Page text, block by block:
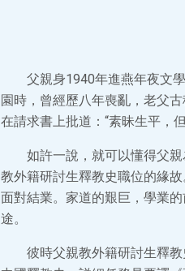
父親身1940年進燕年夜文
園時，曾經歷八年喪亂，老父
在請求書上批道：“素昧生平，
如許一說，就可以懂得父
教外籍研討生釋教史職位的緣
面對結業。家道的艱巨，學業
途。
彼時父親教外籍研討生釋